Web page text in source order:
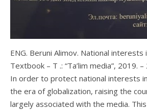
ENG. Beruni Alimov. National interests
Textbook – T .: “Ta’lim media”, 2019. –
In order to protect national interests
the era of globalization, raising the
largely associated with the media.